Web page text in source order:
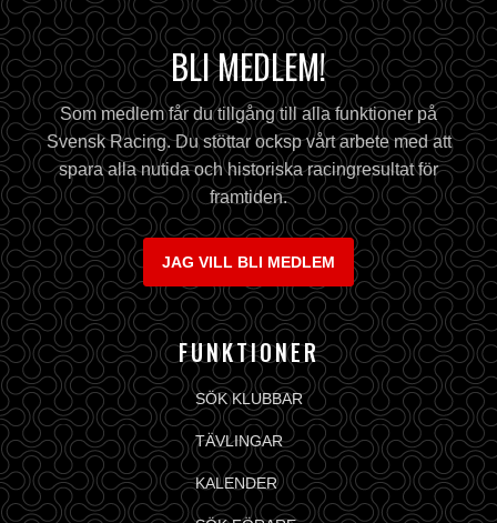
BLI MEDLEM!
Som medlem får du tillgång till alla funktioner på
Svensk Racing. Du stöttar ocksp vårt arbete med att
spara alla nutida och historiska racingresultat för
framtiden.
JAG VILL BLI MEDLEM
FUNKTIONER
SÖK KLUBBAR
TÄVLINGAR
KALENDER